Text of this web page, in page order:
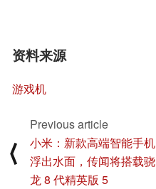
资料来源
游戏机
⟨
Previous article
小米：新款高端智能手机
浮出水面，传闻将搭载骁
龙 8 代精英版 5